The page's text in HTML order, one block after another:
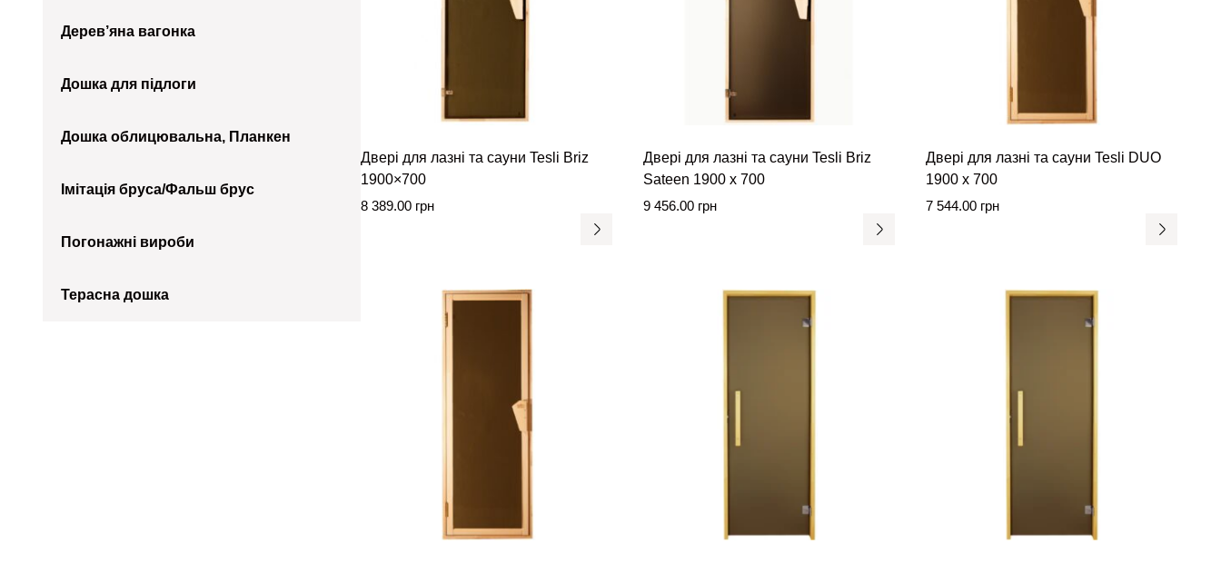
Дерев’яна вагонка
Дошка для підлоги
Дошка облицювальна, Планкен
Імітація бруса/Фальш брус
Погонажні вироби
Терасна дошка
Двері для лазні та сауни Tesli Briz
1900×700
8 389.00 грн
Двері для лазні та сауни Tesli Briz
Sateen 1900 x 700
9 456.00 грн
Двері для лазні та сауни Tesli DUO
1900 х 700
7 544.00 грн